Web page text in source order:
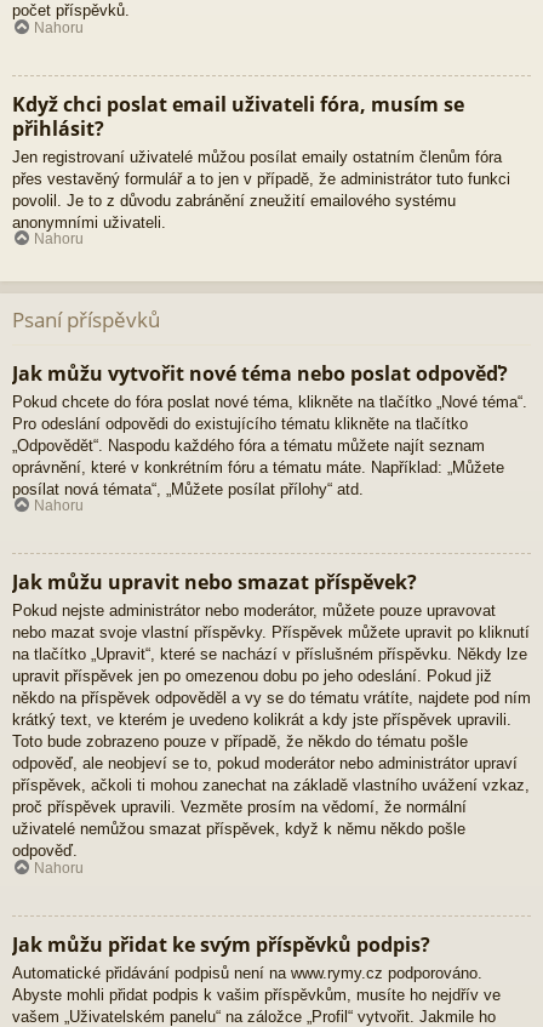
počet příspěvků.
Nahoru
Když chci poslat email uživateli fóra, musím se
přihlásit?
Jen registrovaní uživatelé můžou posílat emaily ostatním členům fóra
přes vestavěný formulář a to jen v případě, že administrátor tuto funkci
povolil. Je to z důvodu zabránění zneužití emailového systému
anonymními uživateli.
Nahoru
Psaní příspěvků
Jak můžu vytvořit nové téma nebo poslat odpověď?
Pokud chcete do fóra poslat nové téma, klikněte na tlačítko „Nové téma“.
Pro odeslání odpovědi do existujícího tématu klikněte na tlačítko
„Odpovědět“. Naspodu každého fóra a tématu můžete najít seznam
oprávnění, které v konkrétním fóru a tématu máte. Například: „Můžete
posílat nová témata“, „Můžete posílat přílohy“ atd.
Nahoru
Jak můžu upravit nebo smazat příspěvek?
Pokud nejste administrátor nebo moderátor, můžete pouze upravovat
nebo mazat svoje vlastní příspěvky. Příspěvek můžete upravit po kliknutí
na tlačítko „Upravit“, které se nachází v příslušném příspěvku. Někdy lze
upravit příspěvek jen po omezenou dobu po jeho odeslání. Pokud již
někdo na příspěvek odpověděl a vy se do tématu vrátíte, najdete pod ním
krátký text, ve kterém je uvedeno kolikrát a kdy jste příspěvek upravili.
Toto bude zobrazeno pouze v případě, že někdo do tématu pošle
odpověď, ale neobjeví se to, pokud moderátor nebo administrátor upraví
příspěvek, ačkoli ti mohou zanechat na základě vlastního uvážení vzkaz,
proč příspěvek upravili. Vezměte prosím na vědomí, že normální
uživatelé nemůžou smazat příspěvek, když k němu někdo pošle
odpověď.
Nahoru
Jak můžu přidat ke svým příspěvků podpis?
Automatické přidávání podpisů není na www.rymy.cz podporováno.
Abyste mohli přidat podpis k vašim příspěvkům, musíte ho nejdřív ve
vašem „Uživatelském panelu“ na záložce „Profil“ vytvořit. Jakmile ho